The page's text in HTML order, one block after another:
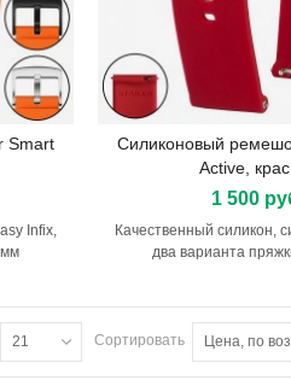
Smart
Infix,
мм
Подробнее
Силиконовый
Active,
1 500
Качественный силикон,
два варианта
Сортировать Цена, по
21